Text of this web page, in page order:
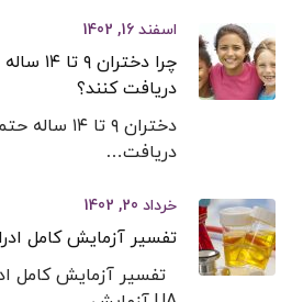
اسفند 16, 1402
دریافت کنند؟
دریافت…
خرداد 20, 1402
تفسیر آزمایش کامل
تفسیر آزمایش کامل